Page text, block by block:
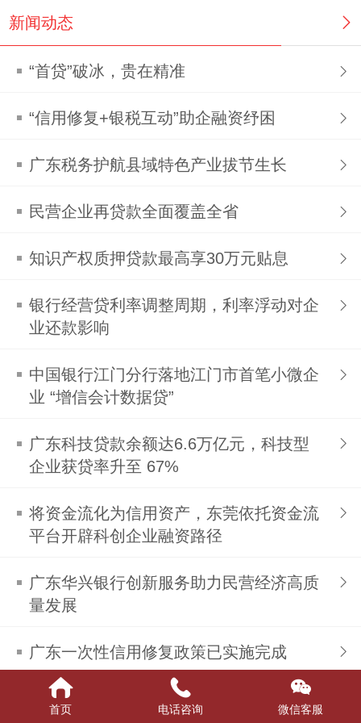
新闻动态
“首贷”破冰，贵在精准
“信用修复+银税互动”助企融资纾困
广东税务护航县域特色产业拔节生长
民营企业再贷款全面覆盖全省
知识产权质押贷款最高享30万元贴息
银行经营贷利率调整周期，利率浮动对企
业还款影响
中国银行江门分行落地江门市首笔小微企
业 “增信会计数据贷”
广东科技贷款余额达6.6万亿元，科技型
企业获贷率升至 67%
将资金流化为信用资产，东莞依托资金流
平台开辟科创企业融资路径
广东华兴银行创新服务助力民营经济高质
量发展
广东一次性信用修复政策已实施完成
广东金融总量稳居全国第一
首页 电话咨询 微信客服